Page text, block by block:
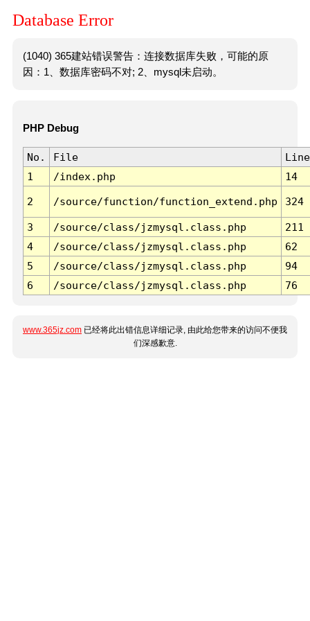
Database Error
(1040) 365建站错误警告：连接数据库失败，可能的原
因：1、数据库密码不对; 2、mysql未启动。
PHP Debug
No. File
Line
1
/index.php 14
2 /source/function/function_extend.php 324
3 /source/class/jzmysql.class.php
211
4
/source/class/jzmysql.class.php
62
5
/source/class/jzmysql.class.php
94
6
/source/class/jzmysql.class.php 76
www.365jz.com 已经将此出错信息详细记录, 由此给您带来的访问不便我
们深感歉意.